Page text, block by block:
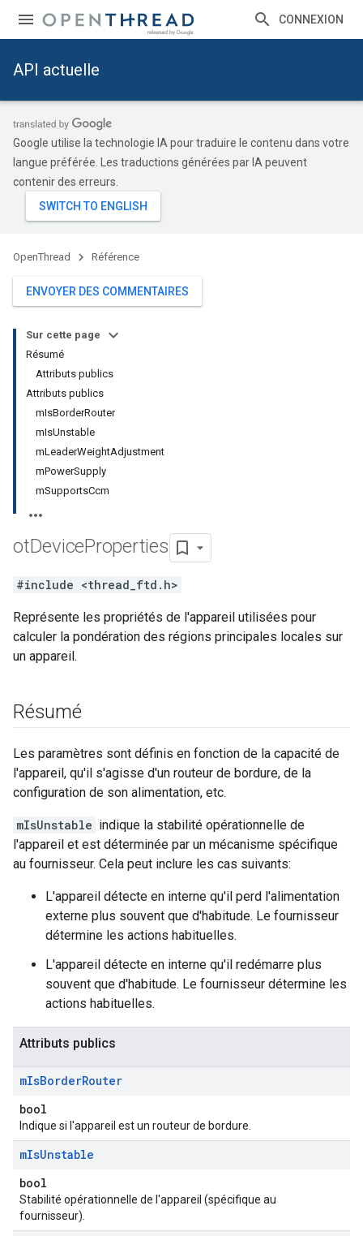
CONNEXION
API actuelle
Google utilise la technologie IA pour traduire le contenu dans votre
langue préférée. Les traductions générées par IA peuvent
contenir des erreurs.
OpenThread Référence
ENVOYER DES COMMENTAIRES
Sur cette page
Résumé
Attributs publics
Attributs publics
mIsBorderRouter
mIsUnstable
mLeaderWeightAdjustment
mPowerSupply
mSupportsCcm
otDeviceProperties
#include <thread_ftd.h>
Représente les propriétés de l'appareil utilisées pour
calculer la pondération des régions principales locales sur
un appareil.
Résumé
Les paramètres sont définis en fonction de la capacité de
l'appareil, qu'il s'agisse d'un routeur de bordure, de la
configuration de son alimentation, etc.
mIsUnstable indique la stabilité opérationnelle de
l'appareil et est déterminée par un mécanisme spécifique
au fournisseur. Cela peut inclure les cas suivants:
L'appareil détecte en interne qu'il perd l'alimentation
externe plus souvent que d'habitude. Le fournisseur
détermine les actions habituelles.
L'appareil détecte en interne qu'il redémarre plus
souvent que d'habitude. Le fournisseur détermine les
actions habituelles.
Attributs publics
mIsBorderRouter
bool
Indique si l'appareil est un routeur de bordure.
mIsUnstable
bool
Stabilité opérationnelle de l'appareil (spécifique au
fournisseur).